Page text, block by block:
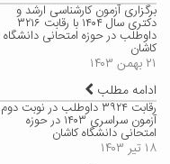
برگزاری آزمون کارشناسی ارشد و
دکتری سال ۱۴۰۴ با رقابت ۳۲۱۶
داوطلب در حوزه امتحانی دانشگاه
کاشان
۲۱ بهمن ۱۴۰۳
ادامه مطلب
رقابت ۳۹۲۴ داوطلب در نوبت دوم
آزمون سراسری ۱۴۰۳ در حوزه
امتحانی دانشگاه کاشان
۱۸ تیر ۱۴۰۳